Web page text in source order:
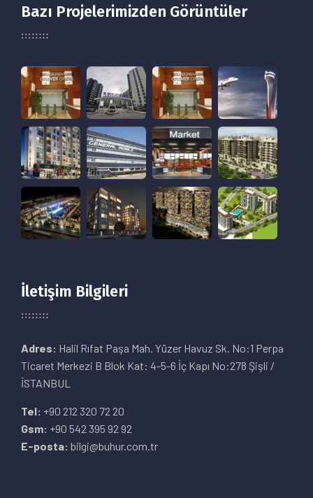
Bazı Projelerimizden Görüntüler
İletişim Bilgileri
Adres: Halil Rıfat Paşa Mah. Yüzer Havuz Sk. No:1 Perpa
Ticaret Merkezi B Blok Kat: 4-5-6 İç Kapı No:278 Şişli /
İSTANBUL
Tel: +90 212 320 72 20
Gsm: +90 542 395 92 92
E-posta: bilgi@buhur.com.tr